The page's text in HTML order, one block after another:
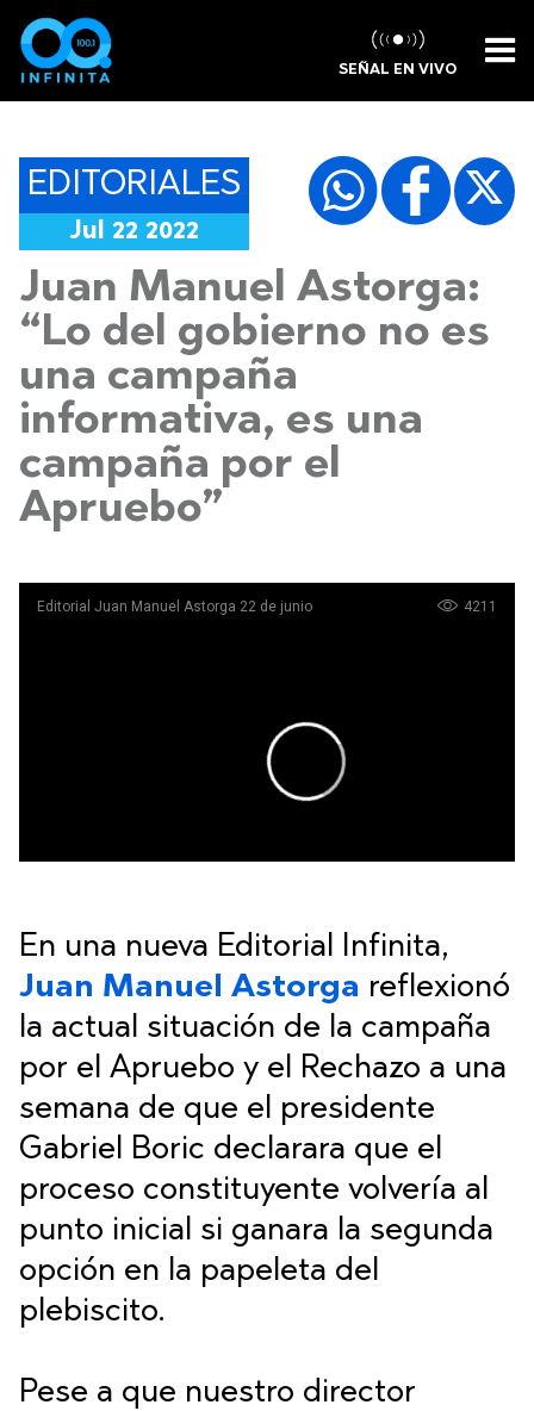
SEÑAL EN VIVO
EDITORIALES
Jul 22 2022
Juan Manuel Astorga:
“Lo del gobierno no es
una campaña
informativa, es una
campaña por el
Apruebo”
En una nueva Editorial Infinita,
Juan Manuel Astorga reflexionó
la actual situación de la campaña
por el Apruebo y el Rechazo a una
semana de que el presidente
Gabriel Boric declarara que el
proceso constituyente volvería al
punto inicial si ganara la segunda
opción en la papeleta del
plebiscito.
Pese a que nuestro director